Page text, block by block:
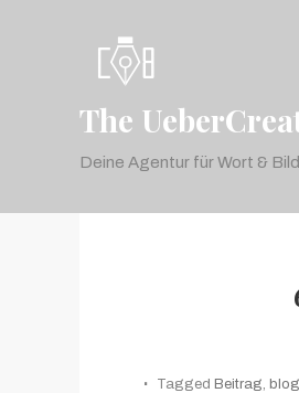
The
Deine Agentur für Wort & Bild
Tagged Beitrag, blog